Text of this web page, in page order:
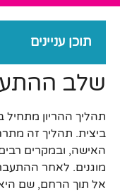
תוכן עניינים
שלב
תהליך ההריון
ביצית. תהליך זה
האישה, ובמקרים
מוגנים. לאחר
אל תוך הרחם, שם